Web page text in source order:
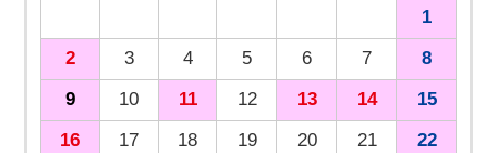
1
2
3 4 5 6 7
8
9
10 11 12 13 14
15
16
17 18 19 20 21
22